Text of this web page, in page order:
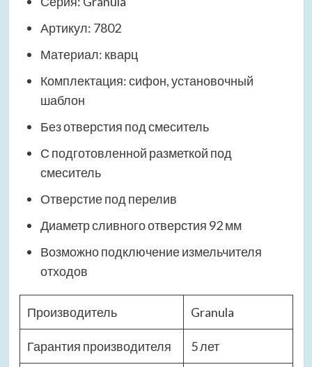
Артикул: 7802
Материал: кварц
Комплектация: сифон, установочный
шаблон
Без отверстия под смеситель
С подготовленной разметкой под
смеситель
Отверстие под перелив
Диаметр сливного отверстия 92 мм
Возможно подключение измельчителя
отходов
Производитель Granula
Гарантия производителя 5 лет